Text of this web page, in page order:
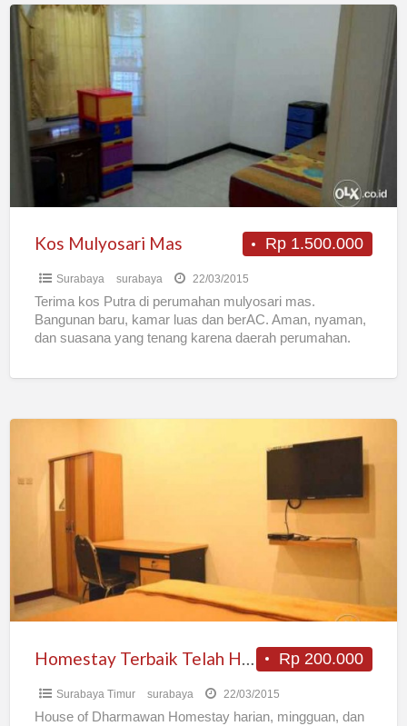
Kos
Mulyosari
Mas
Rp 1.500.000
Kos Mulyosari Mas
Surabaya surabaya 22/03/2015
Terima kos Putra di perumahan mulyosari mas.
Bangunan baru, kamar luas dan berAC. Aman, nyaman,
dan suasana yang tenang karena daerah perumahan.
Terbaik
Telah
Surabaya
Rp 200.000
Surabaya Timur surabaya 22/03/2015
House of Dharmawan Homestay harian, mingguan, dan